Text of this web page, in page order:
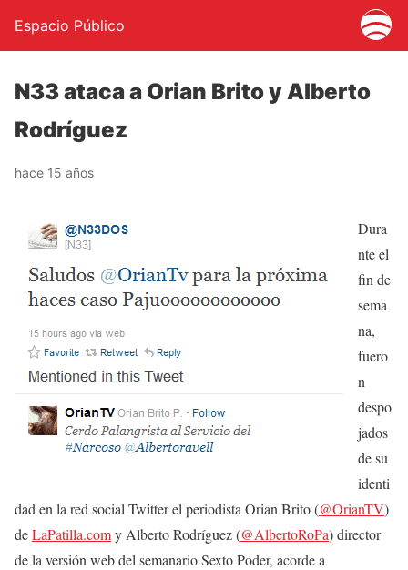
Espacio Público
N33 ataca a Orian Brito y Alberto
Rodríguez
hace 15 años
Dura
nte el
fin de
sema
na,
fuero
n
despo
jados
de su
identi
dad en la red social Twitter el periodista Orian Brito (@OrianTV)
deLaPatilla.comy Alberto Rodríguez (@AlbertoRoPa) director
de la versión web del semanario Sexto Poder, acorde a